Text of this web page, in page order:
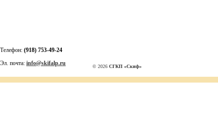
Телефон: (918) 753-49-24
Эл. почта: info@skifalp.ru © 2026 СГКП «Скиф»